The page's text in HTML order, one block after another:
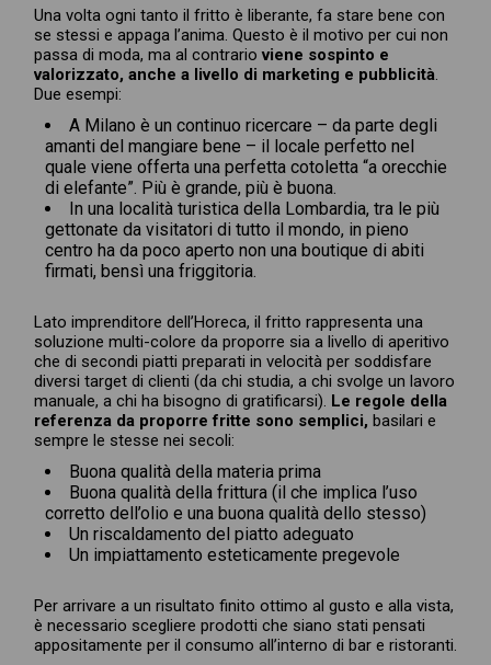
Una volta ogni tanto il fritto è liberante, fa stare bene con
se stessi e appaga l’anima. Questo è il motivo per cui non
passa di moda, ma al contrarioviene sospinto e
valorizzato, anche a livello di marketing e pubblicità.
Due esempi:
A Milano è un continuo ricercare – da parte degli
amanti del mangiare bene – il locale perfetto nel
quale viene offerta una perfetta cotoletta “a orecchie
di elefante”. Più è grande, più è buona.
In una località turistica della Lombardia, tra le più
gettonate da visitatori di tutto il mondo, in pieno
centro ha da poco aperto non una boutique di abiti
firmati, bensì una friggitoria.
Lato imprenditore dell’Horeca, il fritto rappresenta una
soluzione multi-colore da proporre sia a livello di aperitivo
che di secondi piatti preparati in velocità per soddisfare
diversi target di clienti (da chi studia, a chi svolge un lavoro
manuale, a chi ha bisogno di gratificarsi). Le regole della
referenza da proporre fritte sono semplici, basilari e
sempre le stesse nei secoli:
Buona qualità della materia prima
Buona qualità della frittura (il che implica l’uso
corretto dell’olio e una buona qualità dello stesso)
Un riscaldamento del piatto adeguato
Un impiattamento esteticamente pregevole
Per arrivare a un risultato finito ottimo al gusto e alla vista,
è necessario scegliere prodotti che siano stati pensati
appositamente per il consumo all’interno di bar e ristoranti.